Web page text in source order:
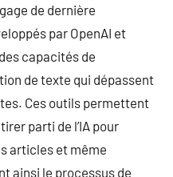
de dernière
par OpenAI et
capacités de
de texte qui dépassent
Ces outils permettent
parti de l’IA pour
articles et même
ainsi le processus de